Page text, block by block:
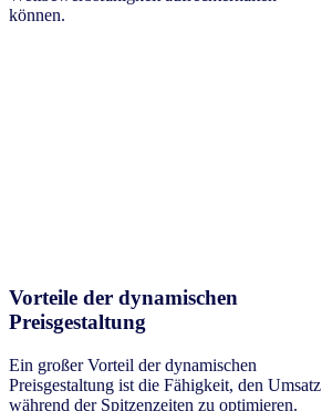
können.
Vorteile der dynamischen
Preisgestaltung
Ein großer Vorteil der dynamischen
Preisgestaltung ist die Fähigkeit, den Umsatz
während der Spitzenzeiten zu optimieren.